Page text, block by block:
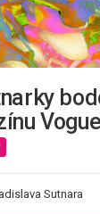
Vogue
Sutnara